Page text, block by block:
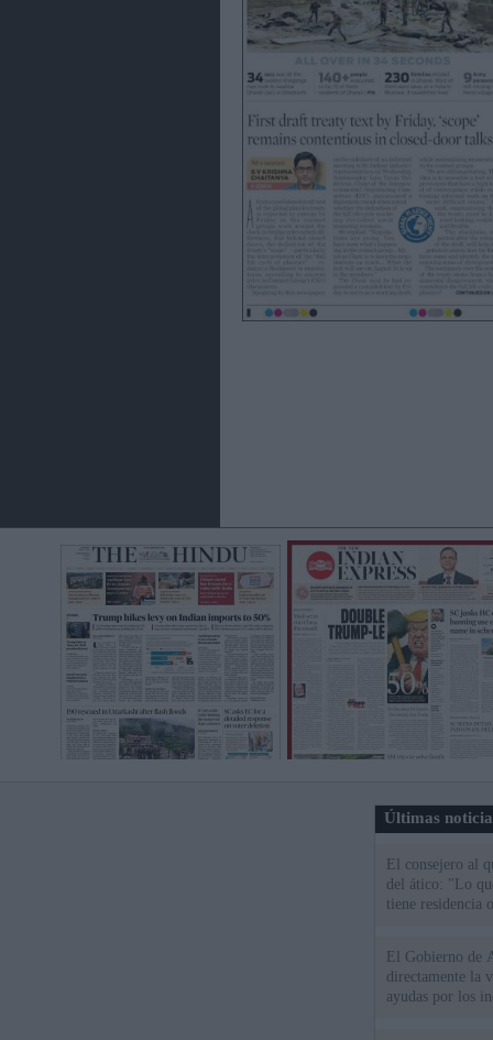
Últimas
El consejero al
del ático: "Lo
tiene residencia
El Gobierno de
directamente la
ayudas por los